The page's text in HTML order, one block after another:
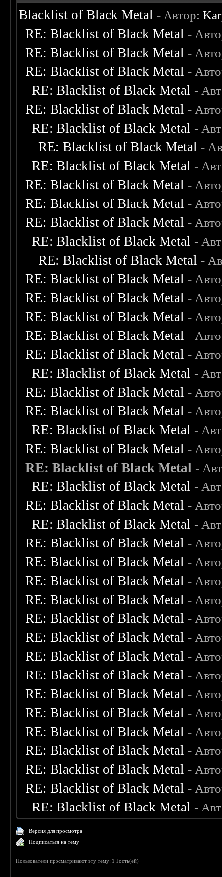
Blacklist of Black Metal - Автор:
RE: Blacklist of Black Metal -
RE: Blacklist of Black Metal -
RE: Blacklist of Black Metal -
RE: Blacklist of Black Metal -
RE: Blacklist of Black Metal -
RE: Blacklist of Black Metal -
RE: Blacklist of Black Metal -
RE: Blacklist of Black Metal -
RE: Blacklist of Black Metal -
RE: Blacklist of Black Metal -
RE: Blacklist of Black Metal -
RE: Blacklist of Black Metal -
RE: Blacklist of Black Metal -
RE: Blacklist of Black Metal -
RE: Blacklist of Black Metal -
RE: Blacklist of Black Metal -
RE: Blacklist of Black Metal -
RE: Blacklist of Black Metal -
RE: Blacklist of Black Metal -
RE: Blacklist of Black Metal -
RE: Blacklist of Black Metal -
RE: Blacklist of Black Metal -
RE: Blacklist of Black Metal -
RE: Blacklist of Black Metal -
RE: Blacklist of Black Metal -
RE: Blacklist of Black Metal -
RE: Blacklist of Black Metal -
RE: Blacklist of Black Metal -
RE: Blacklist of Black Metal -
RE: Blacklist of Black Metal -
RE: Blacklist of Black Metal -
RE: Blacklist of Black Metal -
RE: Blacklist of Black Metal -
RE: Blacklist of Black Metal -
RE: Blacklist of Black Metal -
RE: Blacklist of Black Metal -
RE: Blacklist of Black Metal -
RE: Blacklist of Black Metal -
RE: Blacklist of Black Metal -
RE: Blacklist of Black Metal -
RE: Blacklist of Black Metal -
RE: Blacklist of Black Metal -
Версия для просмотра
Подписаться на тему
Пользователи просматривают эту тему: 1 Гость(ей)